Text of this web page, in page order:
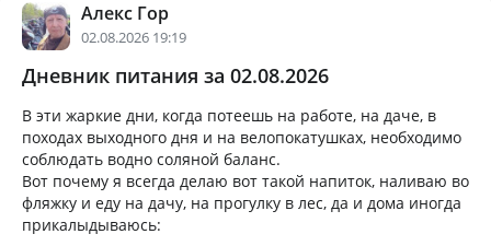
Алекс Гор
02.08.2026 19:19
Дневник питания за 02.08.2026
В эти жаркие дни, когда потеешь на работе, на даче, в
походах выходного дня и на велопокатушках, необходимо
соблюдать водно соляной баланс.
Вот почему я всегда делаю вот такой напиток, наливаю во
фляжку и еду на дачу, на прогулку в лес, да и дома иногда
прикалыдываюсь: